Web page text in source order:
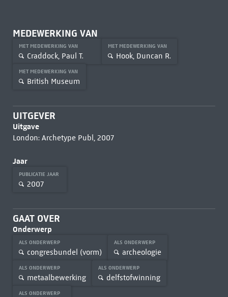
MEDEWERKING VAN
MET MEDEWERKING VAN
Craddock, Paul T.
MET MEDEWERKING VAN
Hook, Duncan R.
MET MEDEWERKING VAN
British Museum
UITGEVER
Uitgave
London: Archetype Publ, 2007
Jaar
PUBLICATIE JAAR
2007
GAAT OVER
Onderwerp
ALS ONDERWERP
congresbundel (vorm)
ALS ONDERWERP
archeologie
ALS ONDERWERP
metaalbewerking
ALS ONDERWERP
delfstofwinning
ALS ONDERWERP